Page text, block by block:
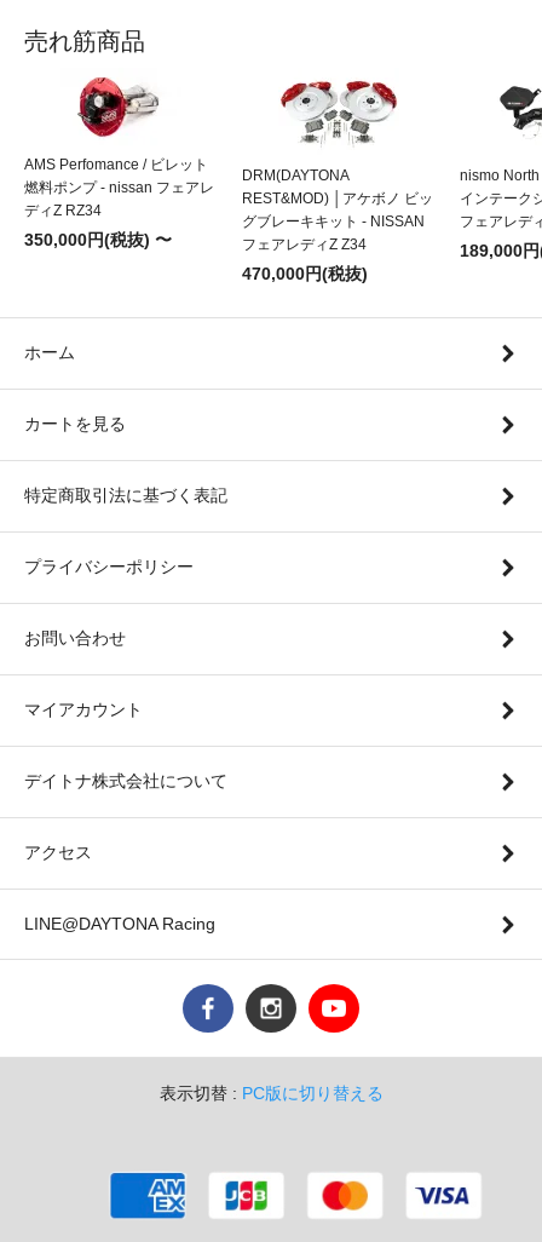
売れ筋商品
AMS Perfomance / ビレット
燃料ポンプ - nissan フェアレ
ディZ RZ34
350,000円(税抜) 〜
DRM(DAYTONA
REST&MOD) │アケボノ ビッ
グブレーキキット - NISSAN
フェアレディZ Z34
470,000円(税抜)
nismo
インテーク
フェアレデ
189,000
ホーム
カートを見る
特定商取引法に基づく表記
プライバシーポリシー
お問い合わせ
マイアカウント
デイトナ株式会社について
アクセス
LINE@DAYTONA Racing
表示切替 : PC版に切り替える